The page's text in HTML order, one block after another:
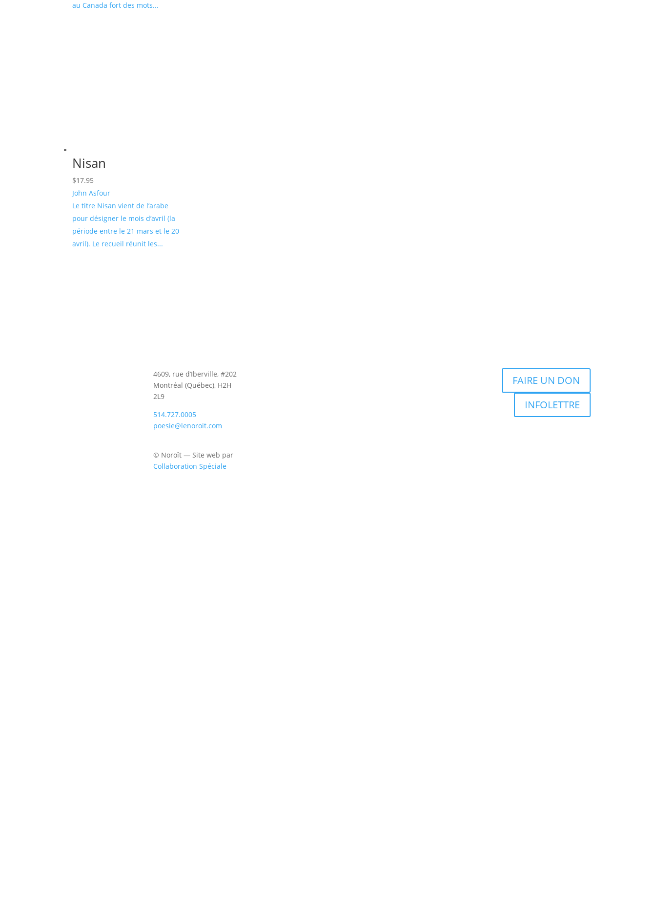
au Canada fort des mots...
Nisan
$17.95
John Asfour
Le titre Nisan vient de l’arabe
pour désigner le mois d’avril (la
période entre le 21 mars et le 20
avril). Le recueil réunit les...
4609, rue d’Iberville, #202
Montréal (Québec), H2H
2L9
514.727.0005
poesie@lenoroit.com
© Noroît — Site web par
Collaboration Spéciale
FAIRE UN DON
INFOLETTRE